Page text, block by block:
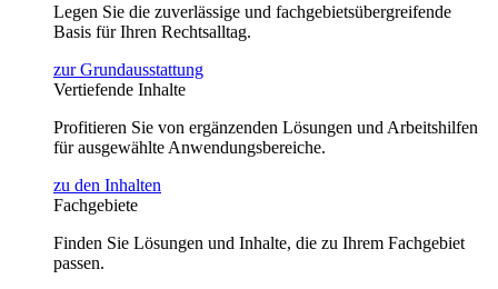
Legen Sie die zuverlässige und fachgebietsübergreifende
Basis für Ihren Rechtsalltag.
zur Grundausstattung
Vertiefende Inhalte
Profitieren Sie von ergänzenden Lösungen und Arbeitshilfen
für ausgewählte Anwendungsbereiche.
zu den Inhalten
Fachgebiete
Finden Sie Lösungen und Inhalte, die zu Ihrem Fachgebiet
passen.